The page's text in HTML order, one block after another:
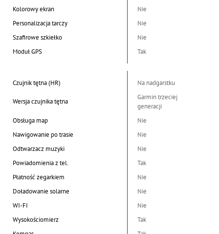
Kolorowy ekran
Nie
Personalizacja tarczy
Nie
Szafirowe szkiełko
Nie
Moduł GPS
Tak
Czujnik tętna (HR) Na nadgarstku
Wersja czujnika tętna
Garmin trzeciej
generacji
Obsługa map
Nie
Nawigowanie po trasie
Nie
Odtwarzacz muzyki
Nie
Powiadomienia z tel.
Tak
Płatność zegarkiem
Nie
Doładowanie solarne
Nie
WI-FI
Nie
Wysokościomierz
Tak